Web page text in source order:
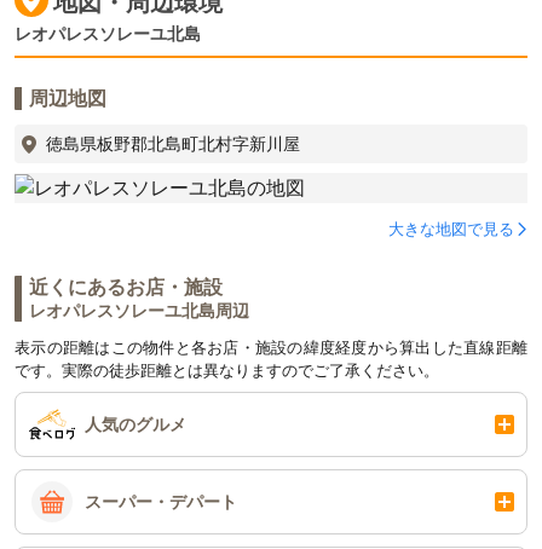
レオパレスソレーユ北島
周辺地図
徳島県板野郡北島町北村字新川屋
大きな地図で見る
近くにあるお店・施設
レオパレスソレーユ北島周辺
表示の距離はこの物件と各お店・施設の緯度経度から算出した直線距離
です。実際の徒歩距離とは異なりますのでご了承ください。
人気のグルメ
スーパー・デパート